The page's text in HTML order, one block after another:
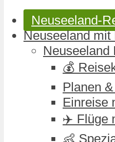
Neuseeland-
Neuseeland mit
Neuseeland
💰
Planen
Einreise
✈️ Flüge
👶